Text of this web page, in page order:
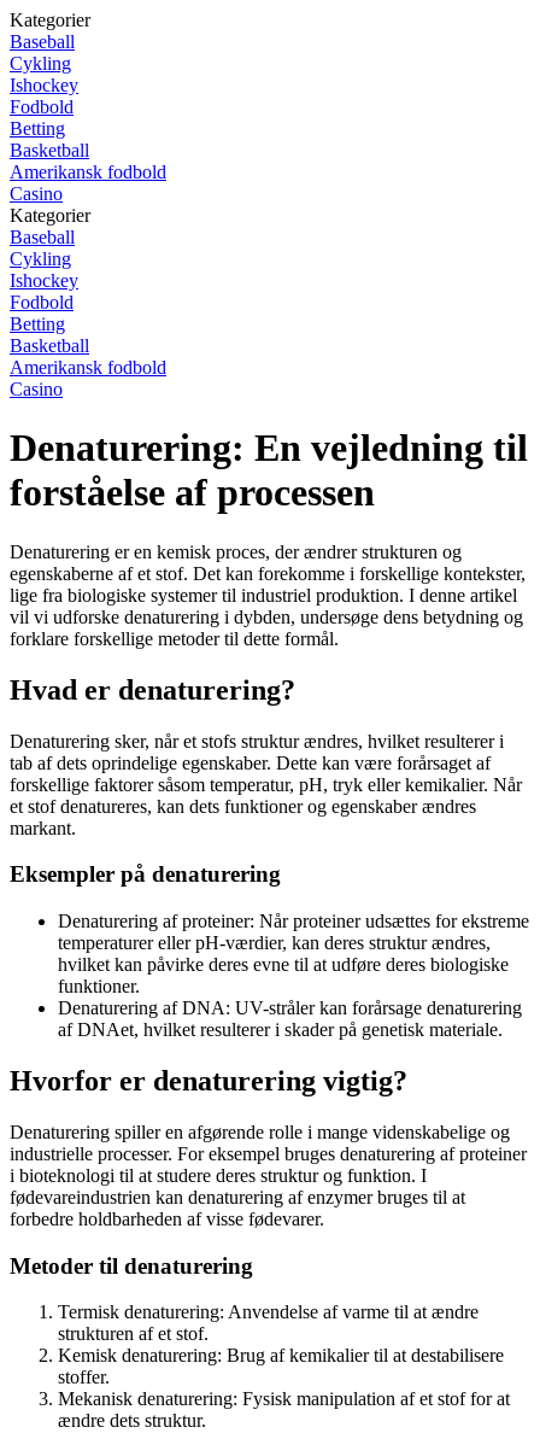
Kategorier
Baseball
Cykling
Ishockey
Fodbold
Betting
Basketball
Amerikansk fodbold
Casino
Kategorier
Baseball
Cykling
Ishockey
Fodbold
Betting
Basketball
Amerikansk fodbold
Casino
Denaturering: En vejledning til
forståelse af processen
Denaturering er en kemisk proces, der ændrer strukturen og
egenskaberne af et stof. Det kan forekomme i forskellige kontekster,
lige fra biologiske systemer til industriel produktion. I denne artikel
vil vi udforske denaturering i dybden, undersøge dens betydning og
forklare forskellige metoder til dette formål.
Hvad er denaturering?
Denaturering sker, når et stofs struktur ændres, hvilket resulterer i
tab af dets oprindelige egenskaber. Dette kan være forårsaget af
forskellige faktorer såsom temperatur, pH, tryk eller kemikalier. Når
et stof denatureres, kan dets funktioner og egenskaber ændres
markant.
Eksempler på denaturering
Denaturering af proteiner: Når proteiner udsættes for ekstreme
temperaturer eller pH-værdier, kan deres struktur ændres,
hvilket kan påvirke deres evne til at udføre deres biologiske
funktioner.
Denaturering af DNA: UV-stråler kan forårsage denaturering
af DNAet, hvilket resulterer i skader på genetisk materiale.
Hvorfor er denaturering vigtig?
Denaturering spiller en afgørende rolle i mange videnskabelige og
industrielle processer. For eksempel bruges denaturering af proteiner
i bioteknologi til at studere deres struktur og funktion. I
fødevareindustrien kan denaturering af enzymer bruges til at
forbedre holdbarheden af visse fødevarer.
Metoder til denaturering
Termisk denaturering: Anvendelse af varme til at ændre
strukturen af et stof.
Kemisk denaturering: Brug af kemikalier til at destabilisere
stoffer.
Mekanisk denaturering: Fysisk manipulation af et stof for at
ændre dets struktur.